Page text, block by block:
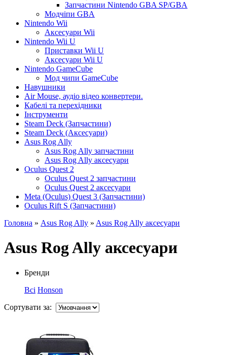
Запчастини Nintendo GBA SP/GBA
Модчіпи GBA
Nintendo Wii
Аксесуари Wii
Nintendo Wii U
Приставки Wii U
Аксесуари Wii U
Nintendo GameCube
Мод чипи GameCube
Навушники
Air Mouse, аудіо відео конвертери.
Кабелі та перехідники
Інструменти
Steam Deck (Запчастини)
Steam Deck (Аксесуари)
Asus Rog Ally
Asus Rog Ally запчастини
Asus Rog Ally аксесуари
Oculus Quest 2
Oculus Quest 2 запчастини
Oculus Quest 2 аксесуари
Meta (Oculus) Quest 3 (Запчастини)
Oculus Rift S (Запчастини)
Головна » Asus Rog Ally » Asus Rog Ally аксесуари
Asus Rog Ally аксесуари
Бренди
Всі Honson
Сортувати за: